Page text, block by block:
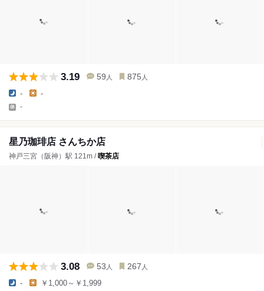
3.19 59 人 875 人
- -
-
星乃珈琲店 さんちか店
神戸三宮（阪神）駅 121m /喫茶店
3.08 53 人 267 人
- ￥1,000～￥1,999